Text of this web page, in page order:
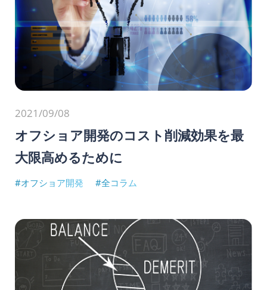
2021/09/08
オフショア開発のコスト削減効果を最
大限高めるために
#オフショア開発 #全コラム